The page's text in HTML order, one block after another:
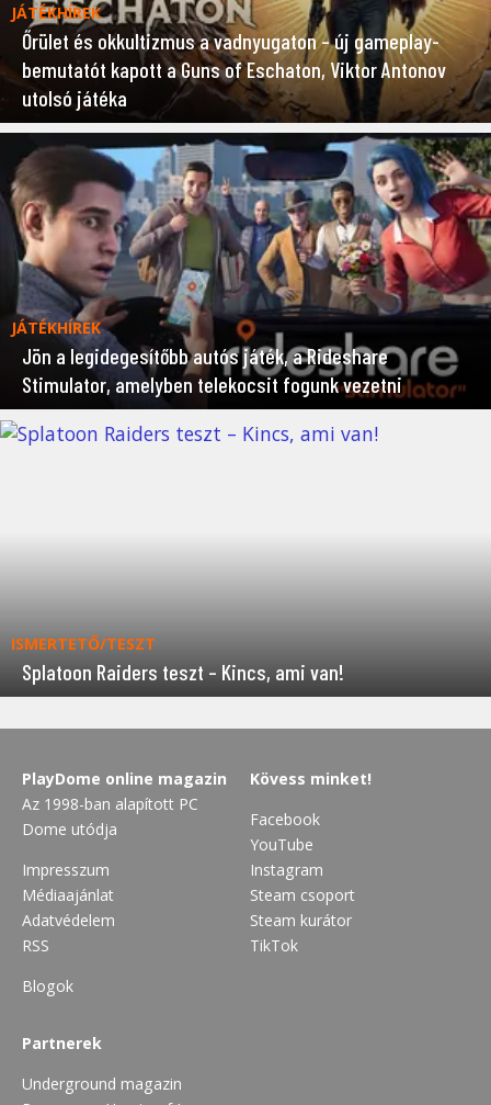
JÁTÉKHÍREK
Őrület és okkultizmus a vadnyugaton – új gameplay-
bemutatót kapott a Guns of Eschaton, Viktor Antonov
utolsó játéka
JÁTÉKHÍREK
Jön a legidegesítőbb autós játék, a Rideshare
Stimulator, amelyben telekocsit fogunk vezetni
ISMERTETŐ/TESZT
Splatoon Raiders teszt – Kincs, ami van!
PlayDome online magazin
Az 1998-ban alapított PC
Dome utódja
Impresszum
Médiaajánlat
Adatvédelem
RSS
Blogok
Kövess minket!
Facebook
YouTube
Instagram
Steam csoport
Steam kurátor
TikTok
Partnerek
Underground magazin